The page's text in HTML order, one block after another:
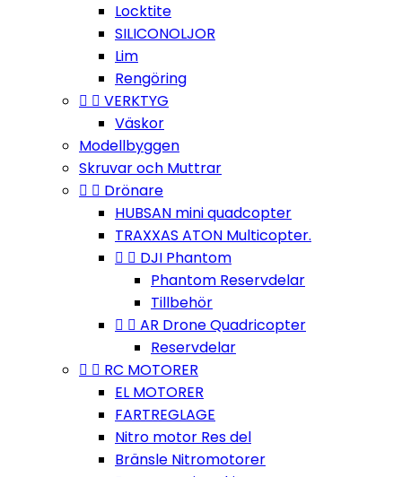
Locktite
SILICONOLJOR
Lim
Rengöring
  VERKTYG
Väskor
Modellbyggen
Skruvar och Muttrar
  Drönare
HUBSAN mini quadcopter
TRAXXAS ATON Multicopter.
  DJI Phantom
Phantom Reservdelar
Tillbehör
  AR Drone Quadricopter
Reservdelar
  RC MOTORER
EL MOTORER
FARTREGLAGE
Nitro motor Res del
Bränsle Nitromotorer